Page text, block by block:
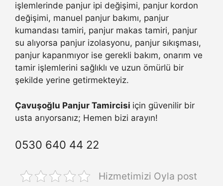
işlemlerinde panjur ipi değişimi, panjur kordon
değişimi, manuel panjur bakımı, panjur
kumandası tamiri, panjur makas tamiri, panjur
su alıyorsa panjur izolasyonu, panjur sıkışması,
panjur kapanmıyor ise gerekli bakım, onarım ve
tamir işlemlerini sağlıklı ve uzun ömürlü bir
şekilde yerine getirmekteyiz.
Çavuşoğlu Panjur Tamircisi için güvenilir bir
usta arıyorsanız; Hemen bizi arayın!
0530 640 44 22
Hizmetimizi Oyla post